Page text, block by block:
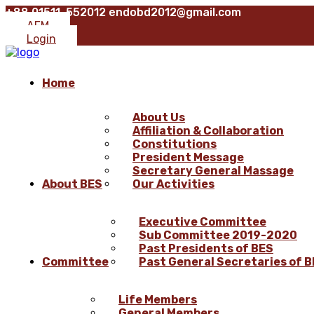
+88 01511-552012 endobd2012@gmail.com
AFM
Login
Home
About BES
About Us
Affiliation & Collaboration
Constitutions
President Message
Secretary General Massage
Our Activities
Committee
Executive Committee
Sub Committee 2019-2020
Past Presidents of BES
Past General Secretaries of
Life Members